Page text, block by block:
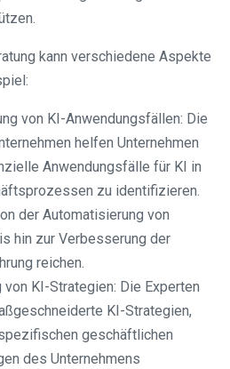
kann verschiedene Aspekte
von KI-Anwendungsfällen: Die
helfen Unternehmen
Anwendungsfälle für KI in
zu identifizieren.
der Automatisierung von
hin zur Verbesserung der
reichen.
von KI-Strategien: Die Experten
KI-Strategien,
geschäftlichen
des Unternehmens